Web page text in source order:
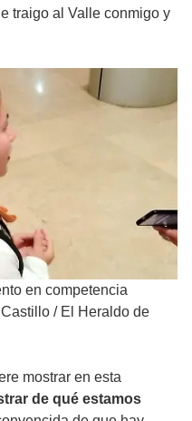
traigo al Valle conmigo y
en competencia
/ El Heraldo de
mostrar en esta
de qué estamos